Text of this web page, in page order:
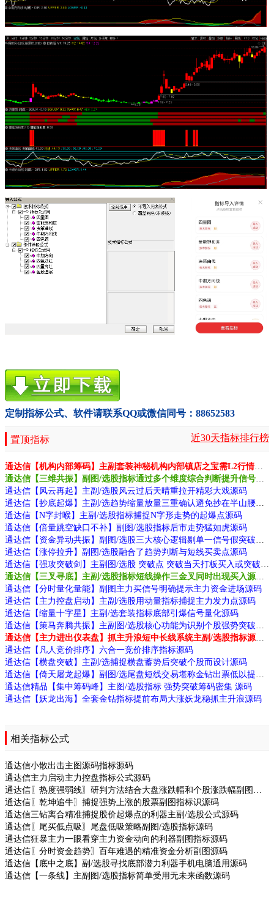
定制指标公式、软件请联系QQ或微信同号：88652583
置顶指标 近30天指标排行榜
通达信【机构内部筹码】主副套装神秘机构内部镇店之宝需L2行情支持源码
通达信【风云再起】主副/选股风云过后天晴重拉开精彩大戏源码
通达信【N字封喉】主副/选股指标捕捉N字形走势的起爆点源码
通达信【倍量跳空缺口不补】副图/选股指标后市走势猛如虎源码
通达信【涨停拉升】副图/选股融合了趋势判断与短线买卖点源码
通达信【分时量化量能】副图主力买信号明确提示主力资金进场源码
通达信【主力控盘启动】主副/选股用动量指标捕捉主力发力点源码
通达信【缩量十字星】主副/选套装指标底部引爆信号量化源码
通达信【凡人竞价排序】六合一竞价排序指标源码
通达信【横盘突破】主副/选捕捉横盘蓄势后突破个股而设计源码
通达信精品【集中筹码峰】主图/选股指标 强势突破筹码密集 源码
通达信【妖龙出海】全套金钻指标提前布局大涨妖龙稳抓主升浪源码
相关指标公式
通达信小散出击主图源码指标源码
通达信主力启动主力控盘指标公式源码
通达信〖乾坤追牛〗捕捉强势上涨的股票副图指标识源码
通达信三钻离合精准捕捉股价起爆点的利器主副/选股公式源码
通达信〖尾买低点吸〗尾盘低吸策略副图/选股指标源码
通达信狂暴主力一眼看穿主力资金动向的利器副图指标源码
通达信〖分时资金趋势〗百年难遇的精准资金分析副图源码
通达信【底中之底】副/选股寻找底部潜力利器手机电脑通用源码
通达信【一条线】主副图/选股指标简单受用无未来函数源码